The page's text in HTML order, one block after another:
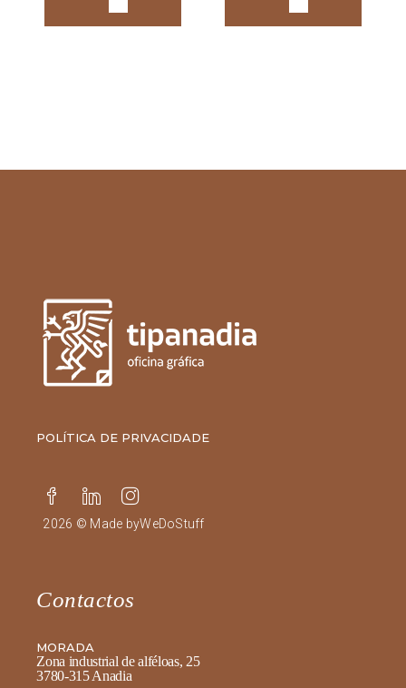
POLÍTICA DE PRIVACIDADE
2026 © Made byWeDoStuff
Contactos
MORADA
Zona industrial de alféloas, 25
3780-315 Anadia